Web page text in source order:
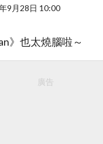
9月28日 10:00
》也太燒腦啦～
廣告